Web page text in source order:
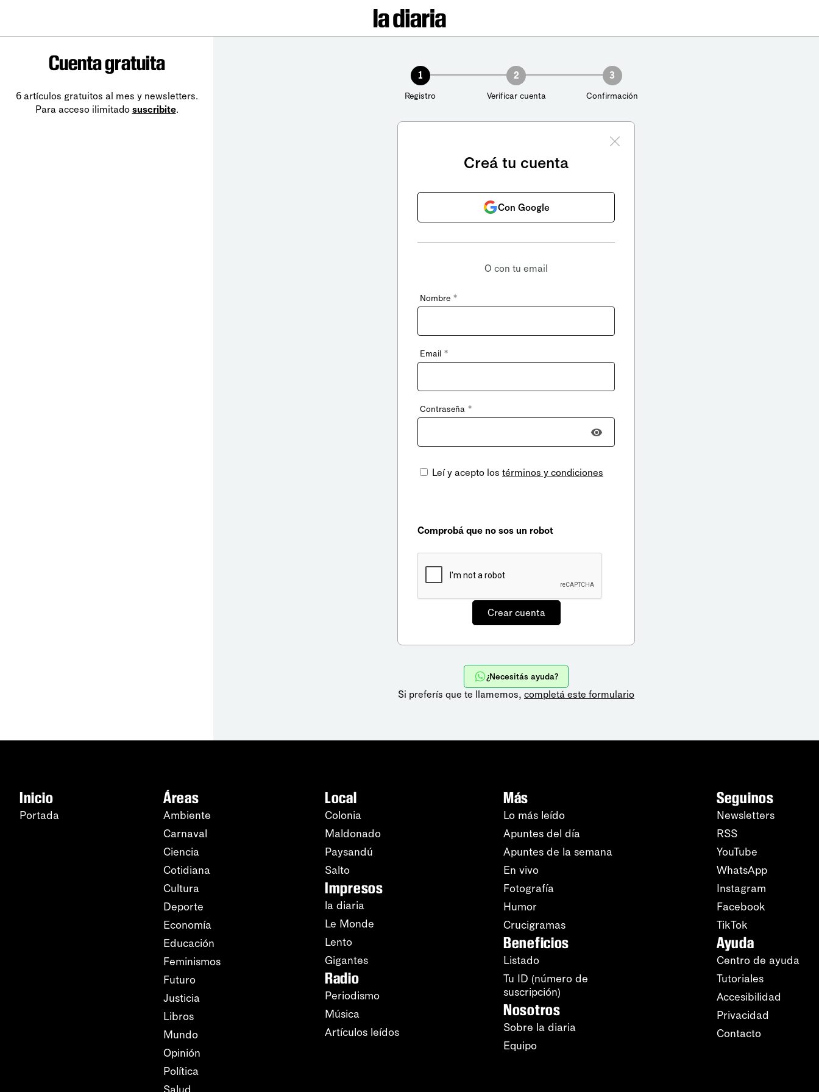
Cuenta gratuita
6 artículos gratuitos al mes y newsletters.
Para acceso ilimitado suscribite.
1
Registro
2
Verificar cuenta
3
Confirmación
Creá tu cuenta
Con Google
O con tu email
Nombre *
Email *
Contraseña *
Leí y acepto los términos y condiciones
Comprobá que no sos un robot
¿Necesitás ayuda?
Si preferís que te llamemos, completá este formulario
Inicio
Portada
Áreas
Ambiente
Carnaval
Ciencia
Cotidiana
Cultura
Deporte
Economía
Educación
Feminismos
Futuro
Justicia
Libros
Mundo
Opinión
Política
Local
Colonia
Maldonado
Paysandú
Salto
Impresos
la diaria
Le Monde
Lento
Gigantes
Radio
Periodismo
Música
Artículos leídos
Más
Lo más leído
Apuntes del día
Apuntes de la semana
En vivo
Fotografía
Humor
Crucigramas
Beneficios
Listado
Tu ID (número de
suscripción)
Nosotros
Sobre la diaria
Equipo
Seguinos
Newsletters
RSS
YouTube
WhatsApp
Instagram
Facebook
TikTok
Ayuda
Centro de ayuda
Tutoriales
Accesibilidad
Privacidad
Contacto